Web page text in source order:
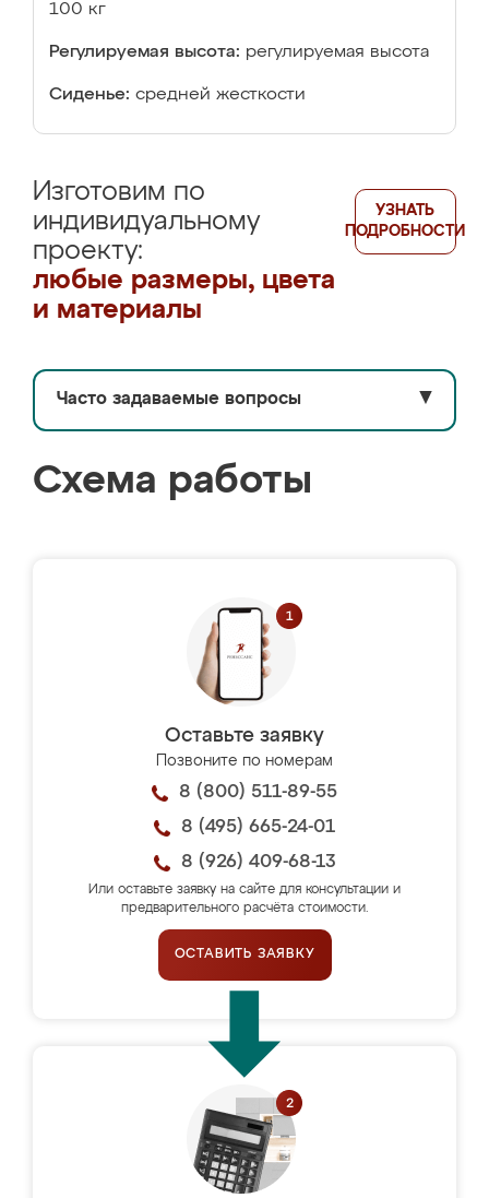
100 кг
Регулируемая высота: регулируемая высота
Сиденье: средней жесткости
Изготовим по
индивидуальному
проекту:
любые размеры, цвета
и материалы
УЗНАТЬ
ПОДРОБНОСТИ
Часто задаваемые вопросы ▼
Схема работы
Оставьте заявку
Позвоните по номерам
8 (800) 511-89-55
8 (495) 665-24-01
8 (926) 409-68-13
Или оставьте заявку на сайте для консультации и
предварительного расчёта стоимости.
ОСТАВИТЬ ЗАЯВКУ